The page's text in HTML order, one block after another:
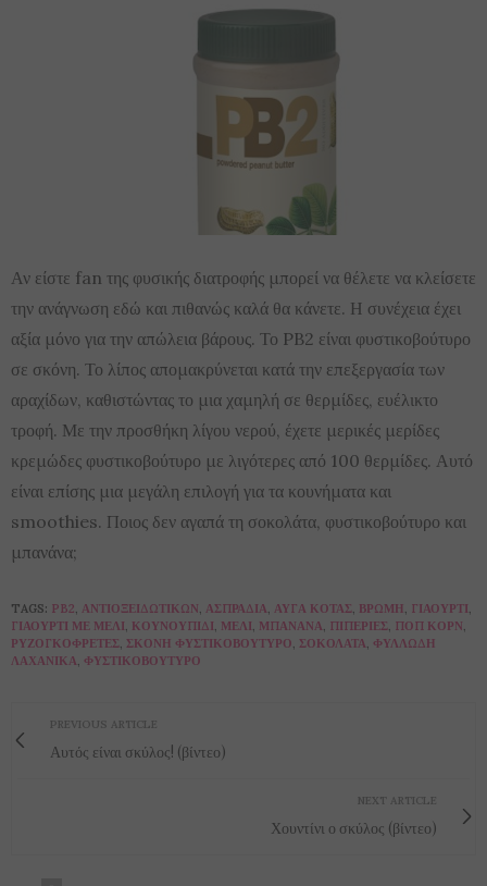
Αν είστε fan της φυσικής διατροφής μπορεί να θέλετε να κλείσετε
την ανάγνωση εδώ και πιθανώς καλά θα κάνετε. Η συνέχεια έχει
αξία μόνο για την απώλεια βάρους. Το PB2 είναι φυστικοβούτυρο
σε σκόνη. Το λίπος απομακρύνεται κατά την επεξεργασία των
αραχίδων, καθιστώντας το μια χαμηλή σε θερμίδες, ευέλικτο
τροφή. Με την προσθήκη λίγου νερού, έχετε μερικές μερίδες
κρεμώδες φυστικοβούτυρο με λιγότερες από 100 θερμίδες. Αυτό
είναι επίσης μια μεγάλη επιλογή για τα κουνήματα και
smoothies. Ποιος δεν αγαπά τη σοκολάτα, φυστικοβούτυρο και
μπανάνα;
TAGS: PB2 ΑΝΤΙΟΞΕΙΔΩΤΙΚΏΝ ΑΣΠΡΆΔΙΑ ΑΥΓΆ ΚΌΤΑΣ ΒΡΏΜΗ ΓΙΑΟΎΡΤΙ
ΓΙΑΟΎΡΤΙ ΜΕ ΜΈΛΙ ΚΟΥΝΟΥΠΊΔΙ ΜΈΛΙ ΜΠΑΝΆΝΑ ΠΙΠΕΡΙΈΣ ΠΟΠ ΚΟΡΝ
ΡΥΖΟΓΚΟΦΡΈΤΕΣ ΣΚΌΝΗ ΦΥΣΤΙΚΟΒΟΎΤΥΡΟ ΣΟΚΟΛΆΤΑ ΦΥΛΛΏΔΗ
ΛΑΧΑΝΙΚΆ ΦΥΣΤΙΚΟΒΟΎΤΥΡΟ
PREVIOUS ARTICLE
Αυτός είναι σκύλος! (βίντεο)
NEXT ARTICLE
Χουντίνι ο σκύλος (βίντεο)